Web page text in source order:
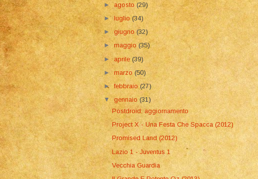
►agosto(29)
►luglio(34)
►giugno(32)
►maggio(35)
►aprile(39)
►marzo(50)
►febbraio(27)
▼gennaio(31)
Postdroid: aggiornamento
Project X - Una Festa Che Spacca (2012)
Promised Land (2012)
Lazio 1 - Juventus 1
Vecchia Guardia